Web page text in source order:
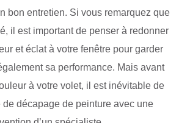
bon entretien. Si vous remarquez que
il est important de penser à redonner
et éclat à votre fenêtre pour garder
sa performance. Mais avant
à votre volet, il est inévitable de
de décapage de peinture avec une